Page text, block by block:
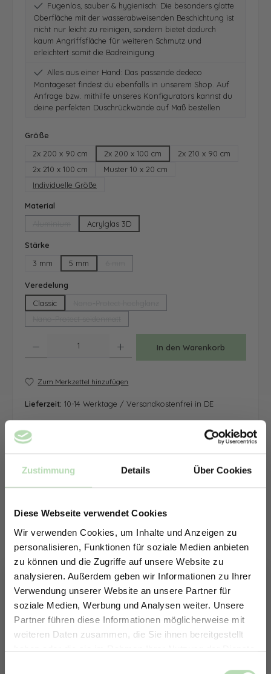
Zustimmung Details Über Cookies
Diese Webseite verwendet Cookies
Wir verwenden Cookies, um Inhalte und Anzeigen zu
personalisieren, Funktionen für soziale Medien anbieten
zu können und die Zugriffe auf unsere Website zu
analysieren. Außerdem geben wir Informationen zu Ihrer
Verwendung unserer Website an unsere Partner für
soziale Medien, Werbung und Analysen weiter. Unsere
Partner führen diese Informationen möglicherweise mit
weiteren Daten zusammen, die Sie ihnen bereitgestellt
haben oder die sie im Rahmen Ihrer Nutzung der Dienste
Fugenlos, sauber & hygienisch: Die besonders glatte
Oberfläche mit der wasserabweisenden Beschichtung ist
nicht nur leicht zu reinigen, sondern bietet dadurch
kaum Angriffsfläche für weiteren Schmutz und
erleichtert somit die Badreinigung
Alles aus einer Hand: Das passende dedeco
Montageset findest du ebenfalls in unserem Shop. Auf
Anfrage bzw. mithilfe unseres Konfigurators kannst du
deine perfekten Duschrückwände auf Maß bestellen
Größe
2x 200 x 90 cm
2x 200 x 100 cm
2x 210 x 90 cm
2x 210 x 100 cm
Muster 10 x 20 cm
Individuelle Größe
Material
(Diese Option ist zurzeit nicht verfügbar.)
Acrylglas 3D
Stärke
3 mm
5 mm
Veredelung
Classic
In den Warenkorb
Zum Merkzettel hinzufügen
Lieferzeit: 10-14 Werktage / Versandkostenfrei in DE
ERHALTE 5% RABATT AUF
DEINE RÜCKWÄNDE